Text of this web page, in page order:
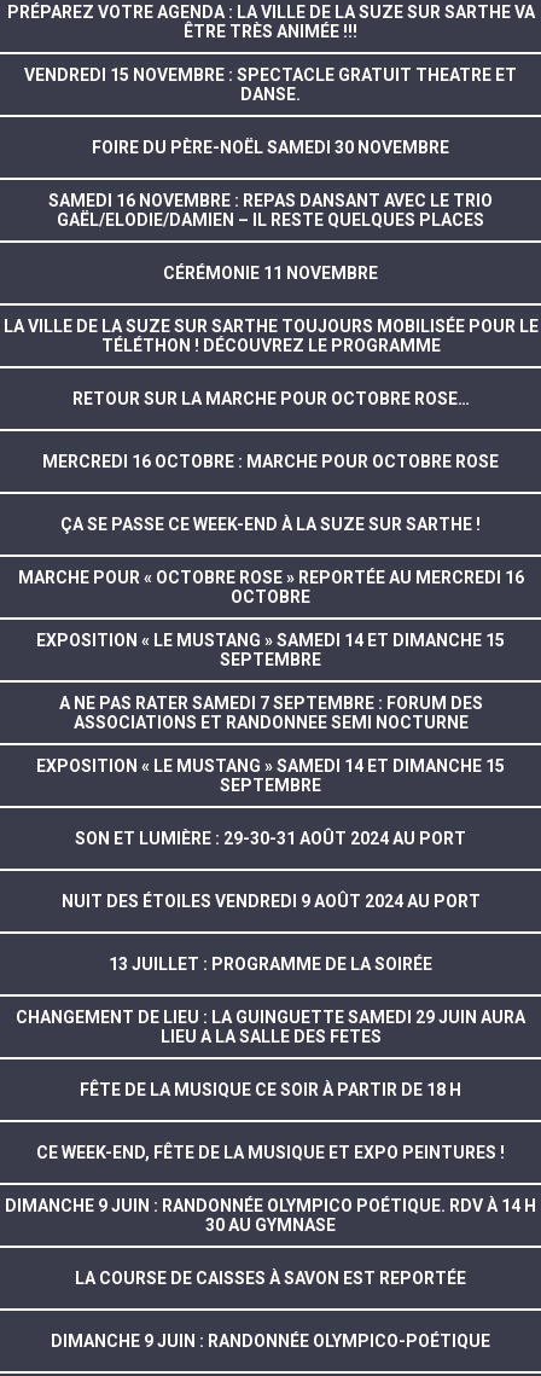
PRÉPAREZ VOTRE AGENDA : LA VILLE DE LA SUZE SUR SARTHE VA
ÊTRE TRÈS ANIMÉE !!!
VENDREDI 15 NOVEMBRE : SPECTACLE GRATUIT THEATRE ET
DANSE.
FOIRE DU PÈRE-NOËL SAMEDI 30 NOVEMBRE
SAMEDI 16 NOVEMBRE : REPAS DANSANT AVEC LE TRIO
GAËL/ELODIE/DAMIEN – IL RESTE QUELQUES PLACES
CÉRÉMONIE 11 NOVEMBRE
LA VILLE DE LA SUZE SUR SARTHE TOUJOURS MOBILISÉE POUR LE
TÉLÉTHON ! DÉCOUVREZ LE PROGRAMME
RETOUR SUR LA MARCHE POUR OCTOBRE ROSE…
MERCREDI 16 OCTOBRE : MARCHE POUR OCTOBRE ROSE
ÇA SE PASSE CE WEEK-END À LA SUZE SUR SARTHE !
MARCHE POUR « OCTOBRE ROSE » REPORTÉE AU MERCREDI 16
OCTOBRE
EXPOSITION « LE MUSTANG » SAMEDI 14 ET DIMANCHE 15
SEPTEMBRE
A NE PAS RATER SAMEDI 7 SEPTEMBRE : FORUM DES
ASSOCIATIONS ET RANDONNEE SEMI NOCTURNE
EXPOSITION « LE MUSTANG » SAMEDI 14 ET DIMANCHE 15
SEPTEMBRE
SON ET LUMIÈRE : 29-30-31 AOÛT 2024 AU PORT
NUIT DES ÉTOILES VENDREDI 9 AOÛT 2024 AU PORT
13 JUILLET : PROGRAMME DE LA SOIRÉE
CHANGEMENT DE LIEU : LA GUINGUETTE SAMEDI 29 JUIN AURA
LIEU A LA SALLE DES FETES
FÊTE DE LA MUSIQUE CE SOIR À PARTIR DE 18 H
CE WEEK-END, FÊTE DE LA MUSIQUE ET EXPO PEINTURES !
DIMANCHE 9 JUIN : RANDONNÉE OLYMPICO POÉTIQUE. RDV À 14 H
30 AU GYMNASE
LA COURSE DE CAISSES À SAVON EST REPORTÉE
DIMANCHE 9 JUIN : RANDONNÉE OLYMPICO-POÉTIQUE